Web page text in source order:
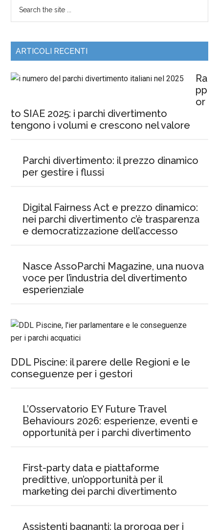
ARTICOLI RECENTI
Ra
pp
or
to SIAE 2025: i parchi divertimento
tengono i volumi e crescono nel valore
Parchi divertimento: il prezzo dinamico
per gestire i flussi
Digital Fairness Act e prezzo dinamico:
nei parchi divertimento c’è trasparenza
e democratizzazione dell’accesso
Nasce AssoParchi Magazine, una nuova
voce per l’industria del divertimento
esperienziale
DDL Piscine: il parere delle Regioni e le
conseguenze per i gestori
L’Osservatorio EY Future Travel
Behaviours 2026: esperienze, eventi e
opportunità per i parchi divertimento
First-party data e piattaforme
predittive, un’opportunità per il
marketing dei parchi divertimento
Assistenti bagnanti: la proroga per i